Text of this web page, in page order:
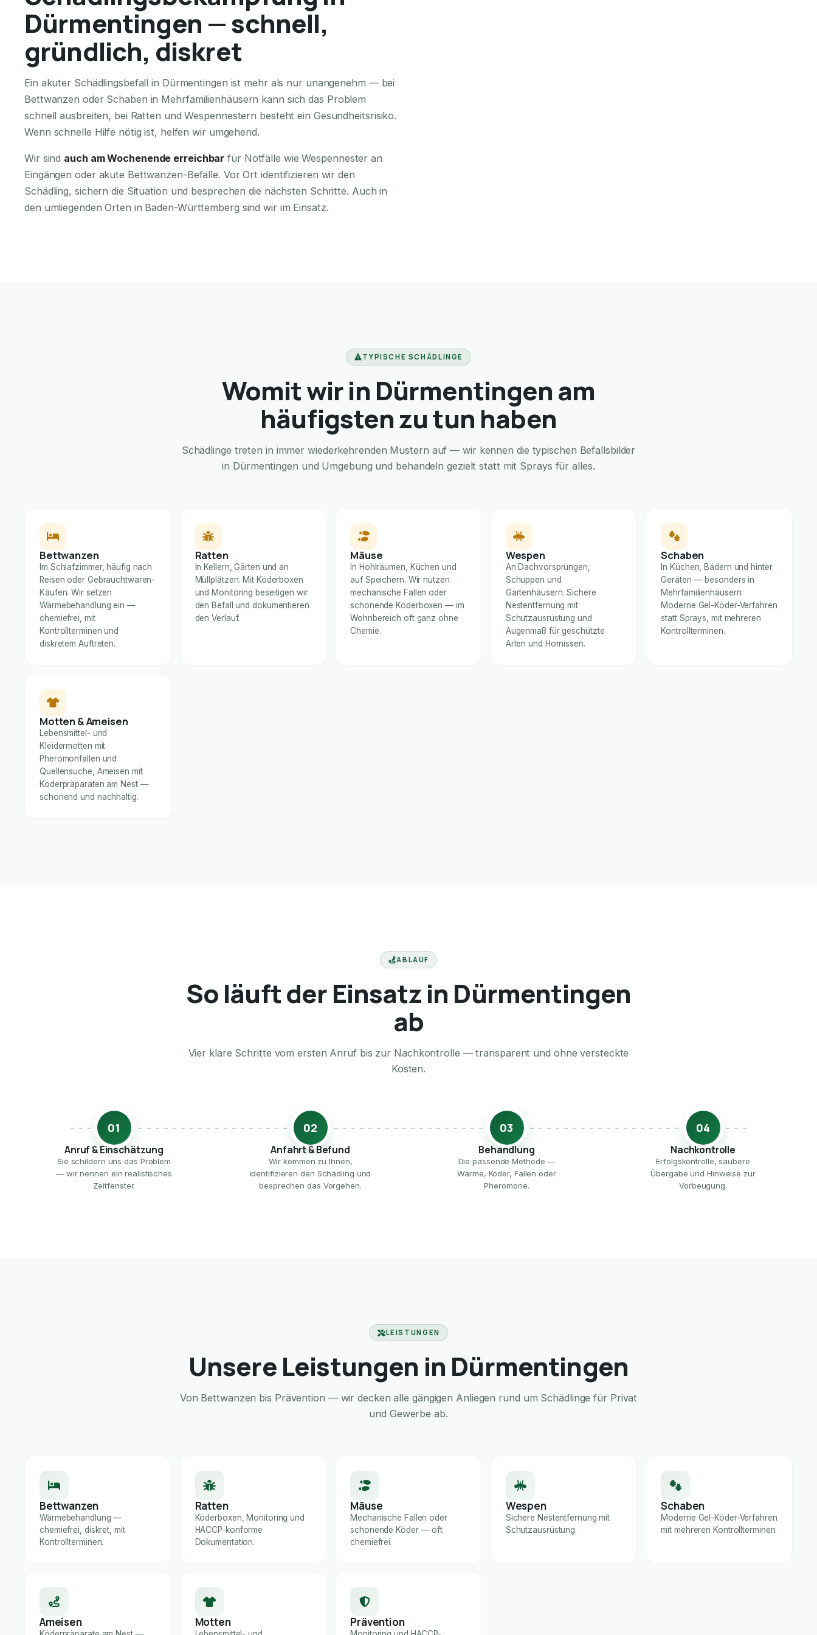
Dürmentingen — schnell,
gründlich, diskret
Ein akuter Schädlingsbefall in Dürmentingen ist mehr als nur unangenehm — bei
Bettwanzen oder Schaben in Mehrfamilienhäusern kann sich das Problem
schnell ausbreiten, bei Ratten und Wespennestern besteht ein Gesundheitsrisiko.
Wenn schnelle Hilfe nötig ist, helfen wir umgehend.
Wir sind auch am Wochenende erreichbar für Notfälle wie Wespennester an
Eingängen oder akute Bettwanzen-Befälle. Vor Ort identifizieren wir den
Schädling, sichern die Situation und besprechen die nächsten Schritte. Auch in
den umliegenden Orten in Baden-Württemberg sind wir im Einsatz.
TYPISCHE SCHÄDLINGE
Womit wir in Dürmentingen am
häufigsten zu tun haben
Schädlinge treten in immer wiederkehrenden Mustern auf — wir kennen die typischen Befallsbilder
in Dürmentingen und Umgebung und behandeln gezielt statt mit Sprays für alles.
Bettwanzen
Im Schlafzimmer, häufig nach
Reisen oder Gebrauchtwaren-
Käufen. Wir setzen
Wärmebehandlung ein —
chemiefrei, mit
Kontrollterminen und
diskretem Auftreten.
Ratten
In Kellern, Gärten und an
Müllplätzen. Mit Köderboxen
und Monitoring beseitigen wir
den Befall und dokumentieren
den Verlauf.
Mäuse
In Hohlräumen, Küchen und
auf Speichern. Wir nutzen
mechanische Fallen oder
schonende Köderboxen — im
Wohnbereich oft ganz ohne
Chemie.
Wespen
An Dachvorsprüngen,
Schuppen und
Gartenhäusern. Sichere
Nestentfernung mit
Schutzausrüstung und
Augenmaß für geschützte
Arten und Hornissen.
Schaben
In Küchen, Bädern und hinter
Geräten — besonders in
Mehrfamilienhäusern.
Moderne Gel-Köder-Verfahren
statt Sprays, mit mehreren
Kontrollterminen.
Motten & Ameisen
Lebensmittel- und
Kleidermotten mit
Pheromonfallen und
Quellensuche, Ameisen mit
Köderpräparaten am Nest —
schonend und nachhaltig.
ABLAUF
So läuft der Einsatz in Dürmentingen
ab
Vier klare Schritte vom ersten Anruf bis zur Nachkontrolle — transparent und ohne versteckte
Kosten.
01
Anruf & Einschätzung
Sie schildern uns das Problem
— wir nennen ein realistisches
Zeitfenster.
02
Anfahrt & Befund
Wir kommen zu Ihnen,
identifizieren den Schädling und
besprechen das Vorgehen.
03
Behandlung
Die passende Methode —
Wärme, Köder, Fallen oder
Pheromone.
04
Nachkontrolle
Erfolgskontrolle, saubere
Übergabe und Hinweise zur
Vorbeugung.
LEISTUNGEN
Unsere Leistungen in Dürmentingen
Von Bettwanzen bis Prävention — wir decken alle gängigen Anliegen rund um Schädlinge für Privat
und Gewerbe ab.
Bettwanzen
Wärmebehandlung —
chemiefrei, diskret, mit
Kontrollterminen.
Ratten
Köderboxen, Monitoring und
HACCP-konforme
Dokumentation.
Mäuse
Mechanische Fallen oder
schonende Köder — oft
chemiefrei.
Wespen
Sichere Nestentfernung mit
Schutzausrüstung.
Schaben
Moderne Gel-Köder-Verfahren
mit mehreren Kontrollterminen.
Ameisen Motten Prävention